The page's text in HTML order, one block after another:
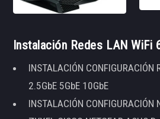
Instalación Redes LAN WiFi
INSTALACIÓN CONFIGURACIÓN
2.5GbE 5GbE 10GbE
INSTALACIÓN CONFIGURACIÓN